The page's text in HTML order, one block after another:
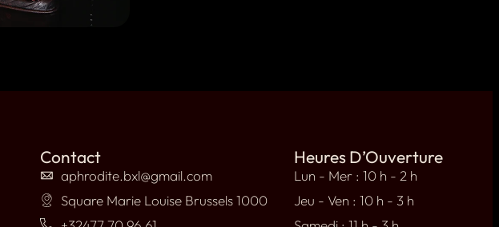
Contact
aphrodite.bxl@gmail.com
Square Marie Louise Brussels 1000
Heures D’Ouverture
Lun - Mer : 10 h - 2 h
Jeu - Ven : 10 h - 3 h